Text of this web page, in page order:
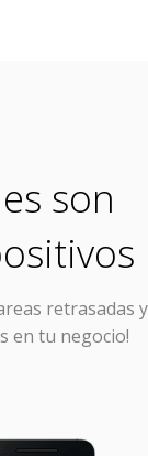
son
retrasadas y
en tu negocio!